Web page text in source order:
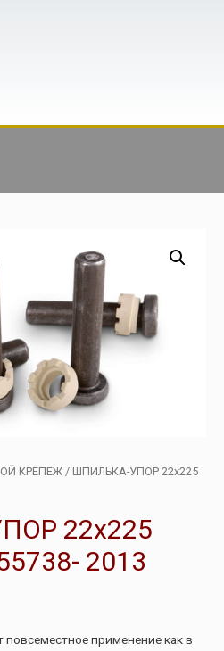
КРЕПЕЖ / ШПИЛЬКА-УПОР 22х225
22х225
2013
применение как в